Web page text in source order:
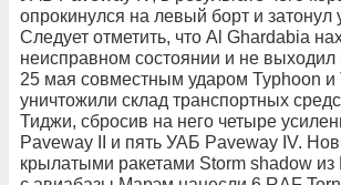
опрокинулся на левый борт и затонул
Следует отметить, что Al Ghardabia
неисправном состоянии и не выходил
25 мая совместным ударом Typhoon и
уничтожили склад транспортных
Тиджи, сбросив на него четыре
Paveway II и пять УАБ Paveway IV.
крылатыми ракетами Storm shadow из